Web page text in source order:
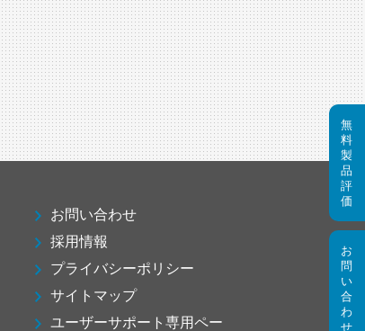
お問い合わせ
採用情報
プライバシーポリシー
サイトマップ
ユーザーサポート専用ペー